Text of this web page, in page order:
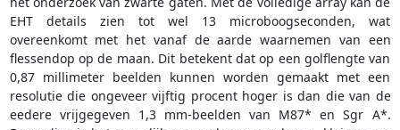
EHT details zien tot wel 13 microboogseconden, wat
overeenkomt met het vanaf de aarde waarnemen van een
flessendop op de maan. Dit betekent dat op een golflengte van
0,87 millimeter beelden kunnen worden gemaakt met een
resolutie die ongeveer vijftig procent hoger is dan die van de
eedere vrijgegeven 1,3 mm-beelden van M87* en Sgr A*.